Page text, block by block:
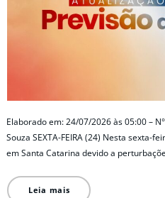
Elaborado em: 24/07/2026 às 05:00 –
Souza SEXTA-FEIRA (24) Nesta sexta-
em Santa Catarina devido a
Leia mais